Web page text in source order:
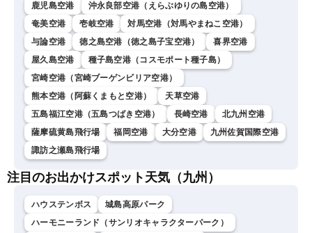
鹿児島空港
沖永良部空港（えらぶゆりの島空港）
奄美空港
壱岐空港
対馬空港（対馬やまねこ空港）
与論空港
徳之島空港（徳之島子宝空港）
喜界空港
屋久島空港
種子島空港（コスモポート種子島）
宮崎空港（宮崎ブーゲンビリア空港）
熊本空港（阿蘇くまもと空港）
天草空港
五島福江空港（五島つばき空港）
長崎空港
北九州空港
薩摩硫黄島飛行場
福岡空港 大分空港
九州佐賀国際空港
諏訪之瀬島飛行場
注目のお出かけスポット天気（九州）
ハウステンボス
城島高原パーク
ハーモニーランド（サンリオキャラクターパーク）